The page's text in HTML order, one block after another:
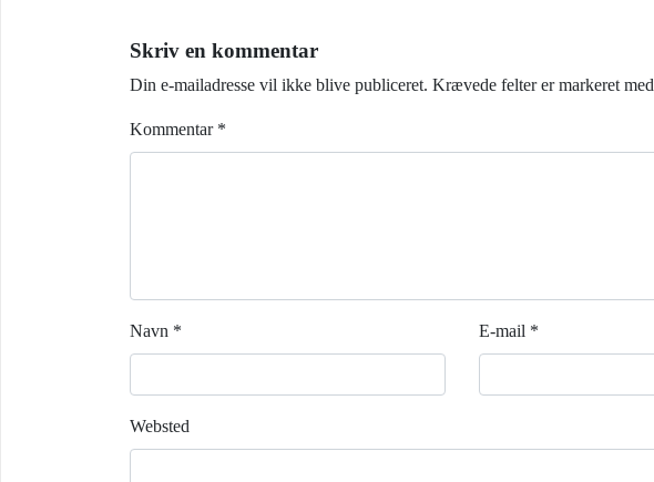
Skriv en kommentar
Din e-mailadresse vil ikke blive publiceret. Krævede felter er markeret med
Kommentar *
Navn * E-mail *
Websted